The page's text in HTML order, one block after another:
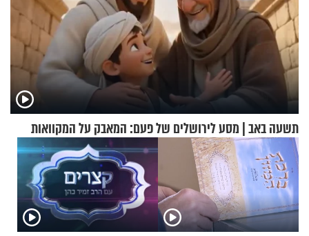
תשעה באב | מסע לירושלים של פעם: המאבק על המקוואות